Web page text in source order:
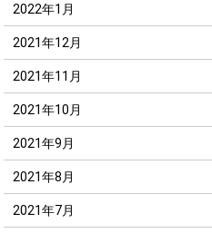
2022年1月
2021年12月
2021年11月
2021年10月
2021年9月
2021年8月
2021年7月